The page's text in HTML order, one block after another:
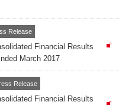
Release
Financial Results
March 2017
Release
Financial Results